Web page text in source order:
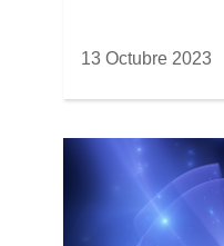
13 Octubre 2023